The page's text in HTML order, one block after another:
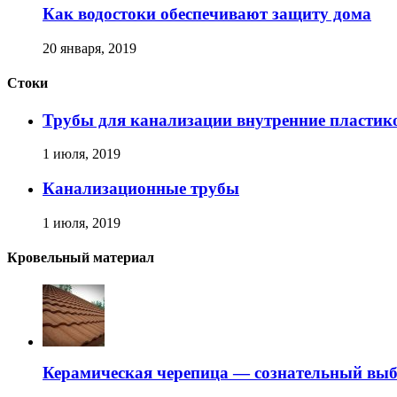
Как водостоки обеспечивают защиту дома
20 января, 2019
Стоки
Трубы для канализации внутренние
1 июля, 2019
Канализационные трубы
1 июля, 2019
Кровельный материал
Керамическая черепица — сознательный